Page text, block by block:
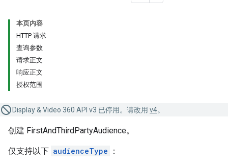
本页内容
HTTP 请求
查询参数
请求正文
响应正文
授权范围
Display & Video 360 API v3 已停用。请改用 v4。
创建 FirstAndThirdPartyAudience。
仅支持以下 audienceType ：